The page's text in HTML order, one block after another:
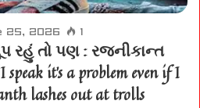
25, 2026 1
રહું તો પણ : રજનીકાન્ત
it’s a problem even if I
lashes out at trolls